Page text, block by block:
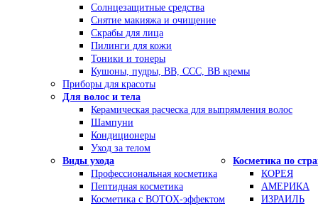
Солнцезащитные средства
Снятие макияжа и очищение
Скрабы для лица
Пилинги для кожи
Тоники и тонеры
Кушоны, пудры, ВВ, ССС, ВВ кремы
Приборы для красоты
Для волос и тела
Керамическая расческа для выпрямления волос
Шампуни
Кондиционеры
Уход за телом
Виды ухода
Профессиональная косметика
Пептидная косметика
Косметика с BOTOX-эффектом
Косметика по
КОРЕЯ
АМЕРИКА
ИЗРАИЛЬ